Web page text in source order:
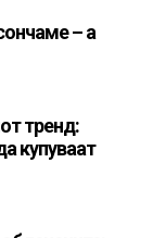
– а
тренд:
купуваат